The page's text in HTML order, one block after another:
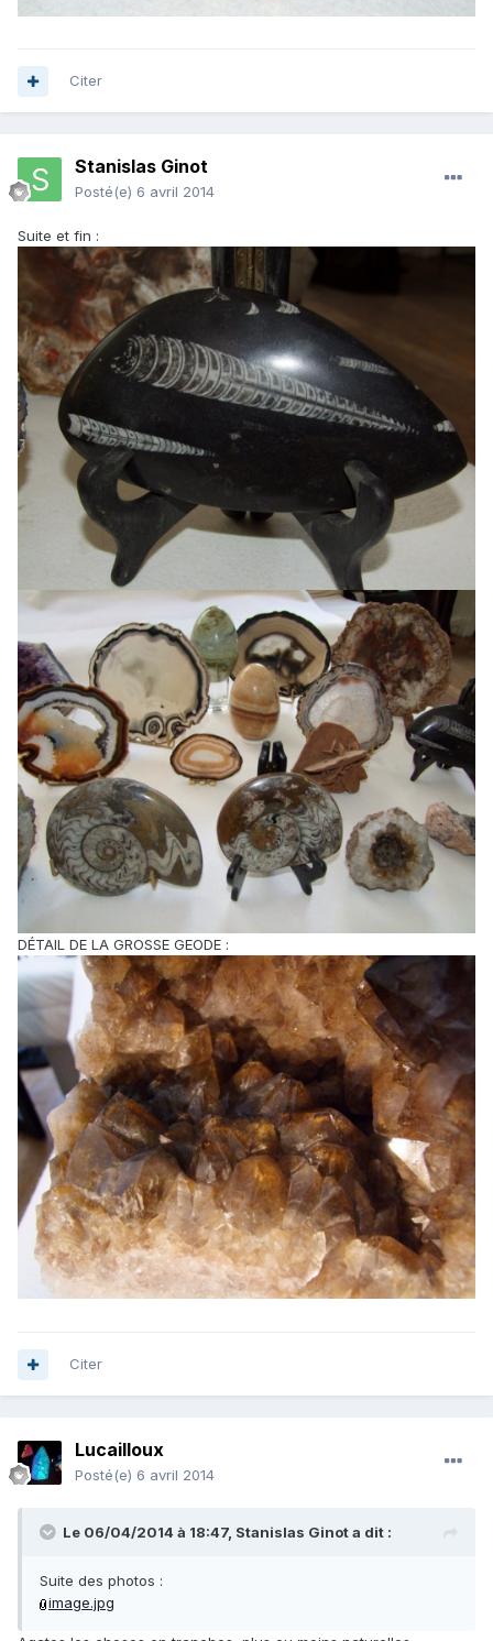
Citer
Stanislas Ginot
Posté(e) 6 avril 2014
Suite et fin :
DÉTAIL DE LA GROSSE GEODE :
Citer
Lucailloux
Posté(e) 6 avril 2014
Le 06/04/2014 à 18:47, Stanislas Ginot a dit :
Suite des photos :
image.jpg